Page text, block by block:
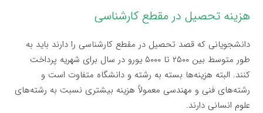
هزینه تحصیل در مقطع کارشناسی
دانشجویانی که قصد تحصیل در مقطع کارشناسی را دارند باید به
طور متوسط بین ۲۵۰۰ تا ۵۰۰۰ یورو در سال برای شهریه پرداخت
کنند. البته هزینه‌ها بسته به رشته و دانشگاه متفاوت است و
رشته‌های فنی و مهندسی معمولاً هزینه بیشتری نسبت به رشته‌های
علوم انسانی دارند.